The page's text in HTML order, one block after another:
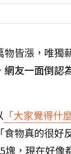
物皆漲，唯獨
網友一面倒認
「大家覺得什
食物真的很好
塊，現在好像